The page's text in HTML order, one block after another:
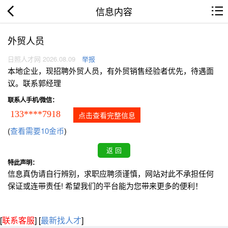
信息内容
外贸人员
日照人才网 2026.08.09 举报
本地企业，现招聘外贸人员，有外贸销售经验者优先，待遇面
议。联系郭经理
联系人手机/微信：
133****7918 点击查看完整信息
(查看需要10金币)
特此声明：
信息真伪请自行辨别，求职应聘须谨慎，网站对此不承担任何
保证或连带责任! 希望我们的平台能为您带来更多的便利！
[联系客服] [最新找人才]